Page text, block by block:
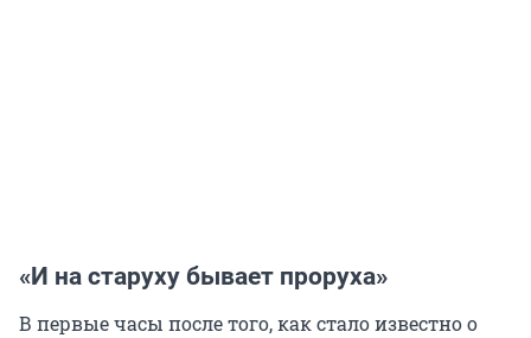
«И на старуху бывает проруха»
В первые часы после того, как стало известно о